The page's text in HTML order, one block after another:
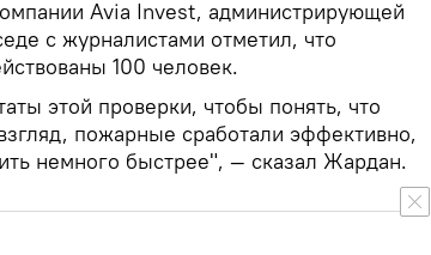
Avia Invest, администрирующей
с журналистами отметил, что
100 человек.
этой проверки, чтобы понять, что
пожарные сработали эффективно,
немного быстрее", — сказал Жардан.